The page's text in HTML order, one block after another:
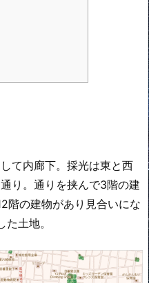
て内廊下。採光は東と西
り。通りを挟んで3階の建
階の建物があり見合いにな
土地。